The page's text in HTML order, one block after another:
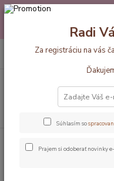
Máte nejakú otázku alebo
pokojne aj večer alebo cez
+420 777 610 855
odopínateľnými rukávmi 0-3
Radi
Za registráciu na vás
Súhlasím so
Prajem si odoberať novinky